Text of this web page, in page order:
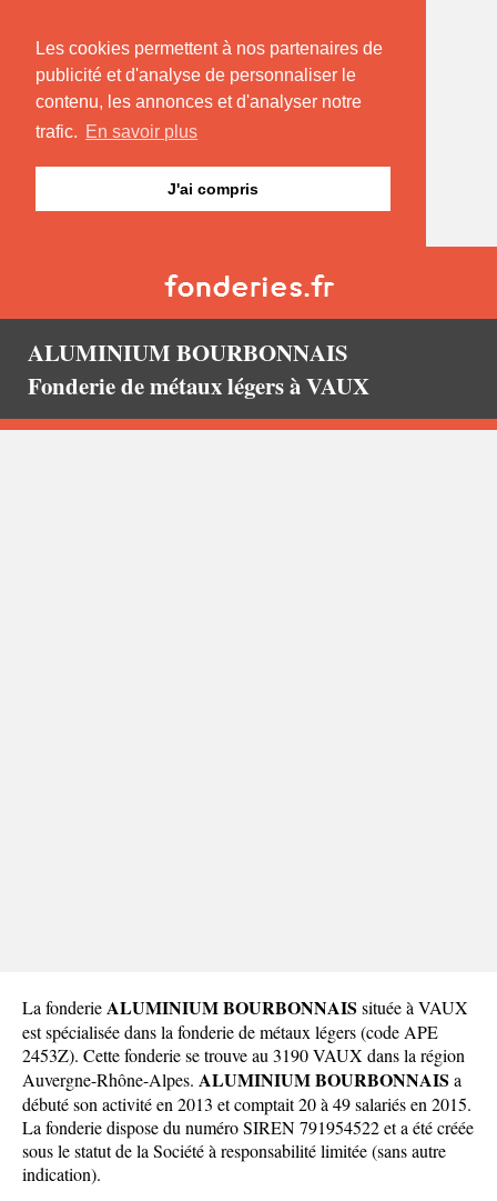
Les cookies permettent à nos partenaires de
publicité et d'analyse de personnaliser le
contenu, les annonces et d'analyser notre
trafic. En savoir plus
J'ai compris
ALUMINIUM BOURBONNAIS
Fonderie de métaux légers à VAUX
La fonderieALUMINIUM BOURBONNAIS située à VAUX
est spécialisée dans la fonderie de métaux légers (code APE
2453Z). Cette fonderie se trouve au 3190 VAUX dans la région
Auvergne-Rhône-Alpes. ALUMINIUM BOURBONNAIS a
débuté son activité en 2013 et comptait 20 à 49 salariés en 2015.
La fonderie dispose du numéro SIREN 791954522 et a été créée
sous le statut de la Société à responsabilité limitée (sans autre
indication).